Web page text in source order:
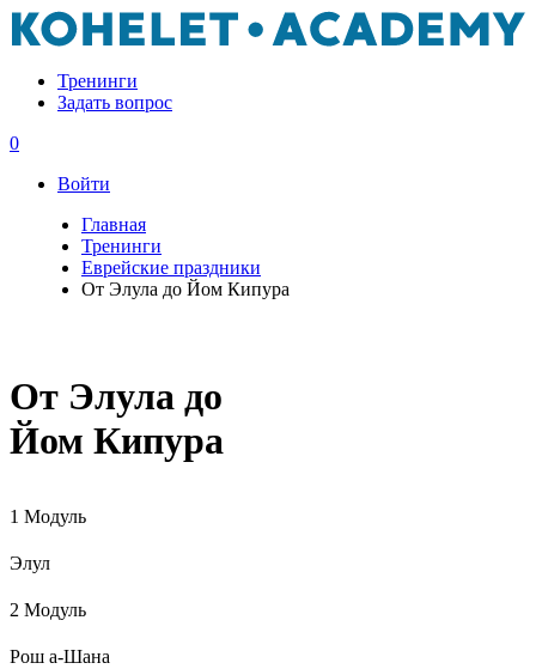
Тренинги
Задать вопрос
0
Войти
Главная
Тренинги
Еврейские праздники
От Элула до Йом Кипура
От Элула до
Йом Кипура
1 Модуль
Элул
2 Модуль
Рош а-Шана